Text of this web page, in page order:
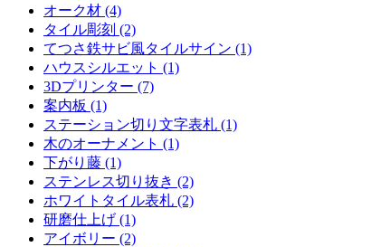
オーク材 (4)
タイル彫刻 (2)
てつさ鉄サビ風タイルサイン (1)
ハウスシルエット (1)
3Dプリンター (7)
案内板 (1)
ステーション切り文字表札 (1)
木のオーナメント (1)
下がり藤 (1)
ステンレス切り抜き (2)
ホワイトタイル表札 (2)
研磨仕上げ (1)
アイボリー (2)